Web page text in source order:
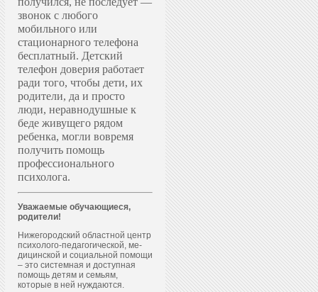
звонок с любого
мобильного или
стационарного телефона
бесплатный. Детский
телефон доверия работает
ради того, чтобы дети, их
родители, да и просто
люди, неравнодушные к
беде живущего рядом
ребенка, могли вовремя
получить помощь
профессионального
психолога.
Уважаемые обучающиеся,
родители!
Нижегородский областной центр
пси­холо­го-пе­даго­гичес­кой, ме­
дицин­ской и со­ци­аль­ной по­мощи
– это системная и доступная
помощь детям и семьям,
которые в ней нуждаются.